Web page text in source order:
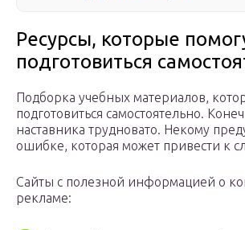
Ресурсы, которые
подготовиться
Подборка учебных материалов,
подготовиться самостоятельно.
наставника трудновато. Некому
ошибке, которая может привести к
Сайты с полезной информацией о
рекламе: